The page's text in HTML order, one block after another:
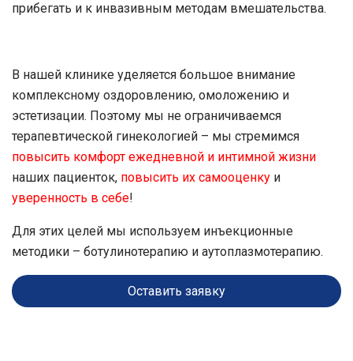
прибегать и к инвазивным методам вмешательства.
В нашей клинике уделяется большое внимание
комплексному оздоровлению, омоложению и
эстетизации. Поэтому мы не ограничиваемся
терапевтической гинекологией – мы стремимся
повысить комфорт ежедневной и интимной жизни
наших пациенток, повысить их самооценку и
уверенность в себе!
Для этих целей мы используем инъекционные
методики – ботулинотерапию и аутоплазмотерапию.
Оставить заявку